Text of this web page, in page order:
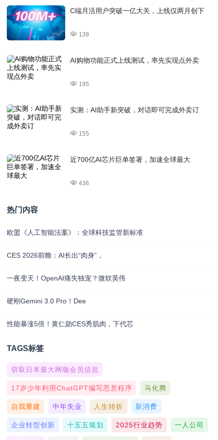
C端月活用户突破一亿大关，上线仅两月创下
139
AI购物功能正式上线测试，率先实现点外卖
195
实测：AI助手新突破，对话即可完成外卖订
155
近700亿AI芯片巨单签署，加速全球最大
436
热门内容
欧盟《人工智能法案》：全球科技监管新标准
CES 2026前瞻：AI长出“肉身”，
一夜变天！OpenAI痛失独宠？微软英伟
硬刚Gemini 3.0 Pro！Dee
性能暴涨5倍！黄仁勋CES秀肌肉，下代芯
TAGS标签
窃取日本最大网咖会员信息
17岁少年利用ChatGPT编写恶意程序 马化腾
自我重建 中年失业 人生转折 新消费
企业转型创新 十五五规划 2025行业趋势 一人公司